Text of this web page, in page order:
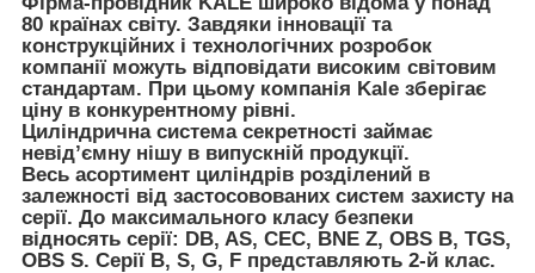
80 країнах світу. Завдяки інновації та
конструкційних і технологічних розробок
компанії можуть відповідати високим світовим
стандартам. При цьому компанія Kale зберігає
ціну в конкурентному рівні.
Циліндрична система секретності займає
невід’ємну нішу в випускній продукції.
Весь асортимент циліндрів розділений в
залежності від застосовованих систем захисту на
серії. До максимального класу безпеки
відносять серії: DB, AS, CEC, BNE Z, OBS B, TGS,
OBS S. Серії B, S, G, F представляють 2-й клас.